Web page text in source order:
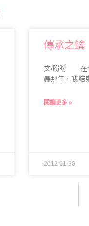
傳承之鑰
文/盼盼 在
暴那年，我結
閱讀更多 »
2012-01-30